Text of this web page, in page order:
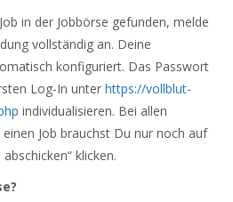
in der Jobbörse gefunden, melde
vollständig an. Deine
konfiguriert. Das Passwort
Log-In unter https://vollblut-
individualisieren. Bei allen
Job brauchst Du nur noch auf
klicken.